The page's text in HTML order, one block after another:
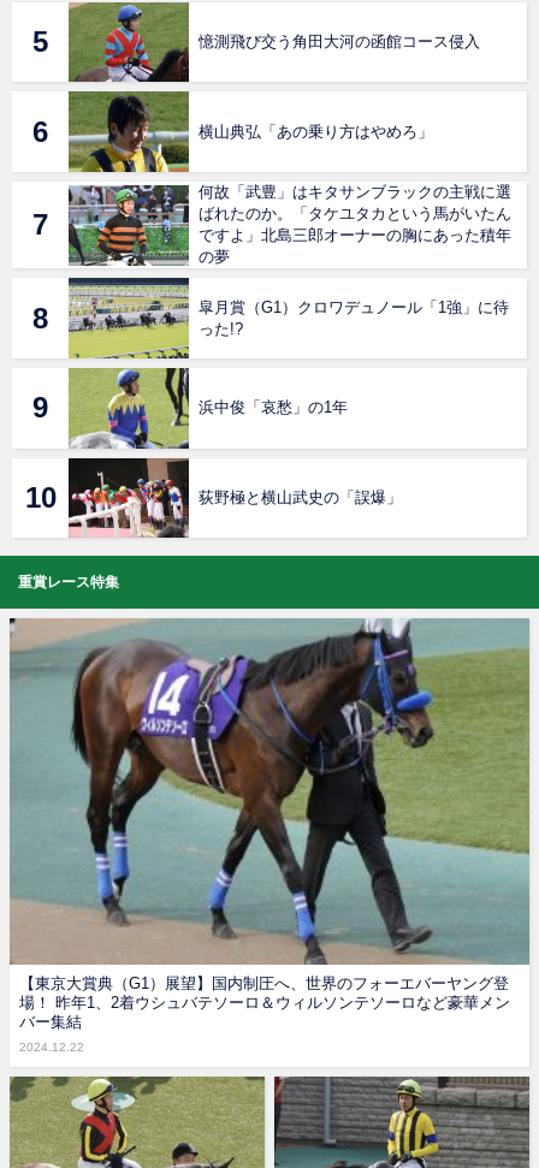
憶測飛び交う角田大河の函館コース侵入
横山典弘「あの乗り方はやめろ」
何故「武豊」はキタサンブラックの主戦に選
ばれたのか。「タケユタカという馬がいたん
ですよ」北島三郎オーナーの胸にあった積年
の夢
皐月賞（G1）クロワデュノール「1強」に待
った!?
浜中俊「哀愁」の1年
荻野極と横山武史の「誤爆」
重賞レース特集
【東京大賞典（G1）展望】国内制圧へ、世界のフォーエバーヤング登
場！ 昨年1、2着ウシュバテソーロ＆ウィルソンテソーロなど豪華メン
バー集結
2024.12.22